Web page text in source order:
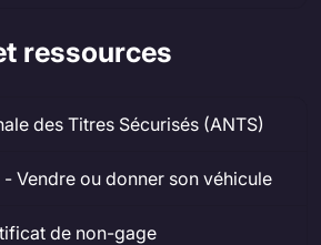
ressources
des Titres Sécurisés (ANTS)
Vendre ou donner son véhicule
de non-gage